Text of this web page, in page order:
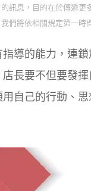
訊息，目的在於傳遞
們將依相關規定第一時
導的能力，連
長要不但要發
自己的行動、